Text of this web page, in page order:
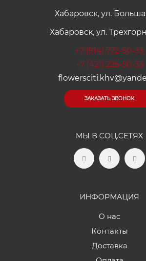
Хабаровск, ул.
Хабаровск, ул.
+7 (914) 772-50-33
+7 (421) 225-50-33
ЗАКАЗАТЬ ЗВОНОК
МЫ В СОЦ.СЕТЯХ
ИНФОРМАЦИЯ
О нас
Контакты
Доставка